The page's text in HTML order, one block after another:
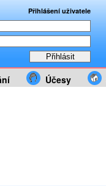
Přihlášení uživatele
Účesy